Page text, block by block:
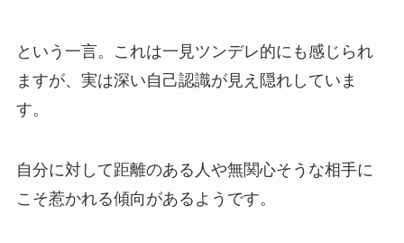
という一言。これは一見ツンデレ的にも感じられ
ますが、実は深い自己認識が見え隠れしていま
す。
自分に対して距離のある人や無関心そうな相手に
こそ惹かれる傾向があるようです。